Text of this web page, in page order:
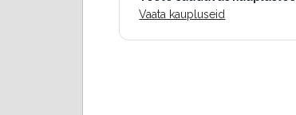
Vaata kaupluseid